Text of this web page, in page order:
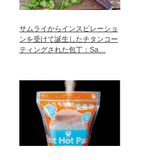
サムライからインスピレーショ
ンを受けて誕生したチタンコー
ティングされた包丁：Sa…